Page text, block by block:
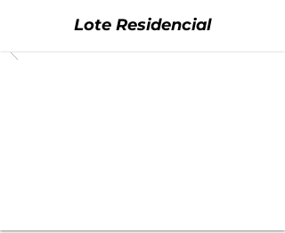
Lote Residencial